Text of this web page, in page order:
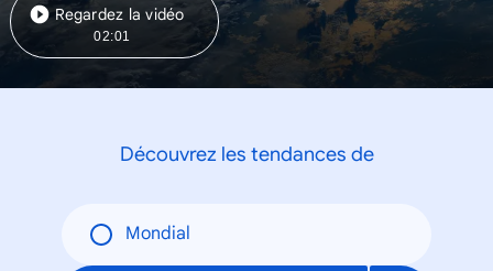
Regardez la vidéo
02:01
Découvrez les tendances de
Mondial